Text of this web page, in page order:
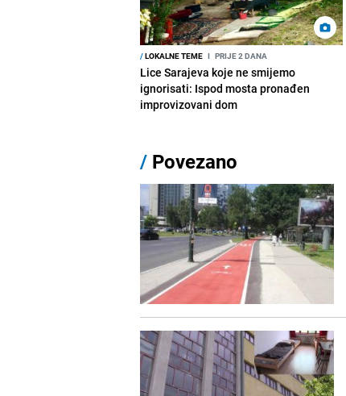
/LOKALNE TEME I PRIJE 2 DANA
Lice Sarajeva koje ne smijemo
ignorisati: Ispod mosta pronađen
improvizovani dom
/ Povezano